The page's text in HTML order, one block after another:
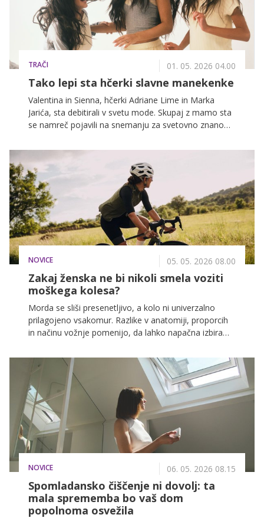
TRAČI 01. 05. 2026 04.00
Tako lepi sta hčerki slavne manekenke
Valentina in Sienna, hčerki Adriane Lime in Marka
Jarića, sta debitirali v svetu mode. Skupaj z mamo sta
se namreč pojavili na snemanju za svetovno znano
NOVICE 05. 05. 2026 08.00
Zakaj ženska ne bi nikoli smela voziti
moškega kolesa?
Morda se sliši presenetljivo, a kolo ni univerzalno
prilagojeno vsakomur. Razlike v anatomiji, proporcih
in načinu vožnje pomenijo, da lahko napačna izbira
NOVICE 06. 05. 2026 08.15
Spomladansko čiščenje ni dovolj: ta
mala sprememba bo vaš dom
popolnoma osvežila